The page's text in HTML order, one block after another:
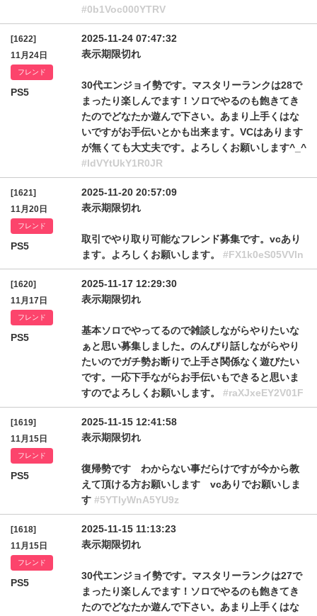
#0b1Voc000YTRV
[1622]
11月24日
フレンド
PS5
2025-11-24 07:47:32
表示期限切れ
30代エンジョイ勢です。マスタリーランクは28で
まったり楽しんでます！ソロでやるのも飽きてき
たのでどなたか遊んで下さい。あまり上手くはな
いですがお手伝いとかも出来ます。VCはあります
が無くても大丈夫です。よろしくお願いします^_^
#IdVYtUkY1R0JR
[1621]
11月20日
フレンド
PS5
2025-11-20 20:57:09
表示期限切れ
取引でやり取り可能なフレンド募集です。vcあり
ます。よろしくお願いします。 #FX1k0eS05VVln
[1620]
11月17日
フレンド
PS5
2025-11-17 12:29:30
表示期限切れ
基本ソロでやってるので雑談しながらやりたいな
ぁと思い募集しました。のんびり話しながらやり
たいのでガチ勢お断りで上手さ関係なく遊びたい
です。一応下手ながらお手伝いもできると思いま
すのでよろしくお願いします。 #raXJxeEY2V01F
[1619]
11月15日
フレンド
PS5
2025-11-15 12:41:58
表示期限切れ
復帰勢です わからない事だらけですが今から教
えて頂ける方お願いします vcありでお願いしま
す #5YTIyWnA5YU9z
[1618]
11月15日
フレンド
PS5
2025-11-15 11:13:23
表示期限切れ
30代エンジョイ勢です。マスタリーランクは27で
まったり楽しんでます！ソロでやるのも飽きてき
たのでどなたか遊んで下さい。あまり上手くはな